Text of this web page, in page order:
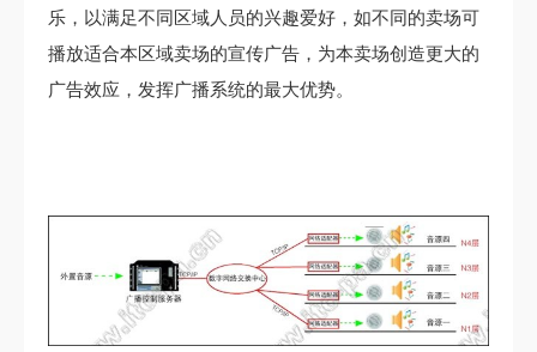
乐，以满足不同区域人员的兴趣爱好，如不同的卖场可
播放适合本区域卖场的宣传广告，为本卖场创造更大的
广告效应，发挥广播系统的最大优势。